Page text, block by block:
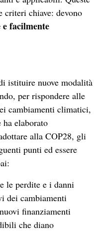
criteri chiave: devono
facilmente
istituire nuove modalità
per rispondere alle
cambiamenti climatici,
elaborato
alla COP28, gli
punti ed essere
le perdite e i danni
dei cambiamenti
finanziamenti
che diano